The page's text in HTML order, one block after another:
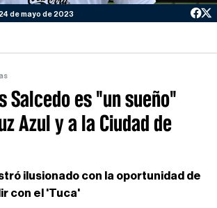
de mayo de 2023
Salcedo es "un sueño"
Azul y a la Ciudad de
ilusionado con la oportunidad de
con el 'Tuca'